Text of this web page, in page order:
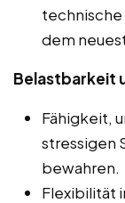
technische
dem
Belastbarkeit
Fähigkeit,
stressigen
bewahren.
Flexibilität